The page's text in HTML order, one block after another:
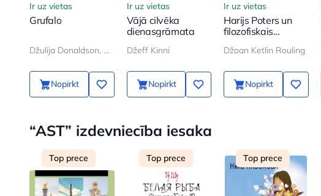
Ir uz vietas
Grufalo
Džulija Donaldson, Aksel Šeffler
Nopirkt
Ir uz vietas
Vājā cilvēka
dienasgrāmata
Džeff Kinni
Nopirkt
Ir uz vietas
Harijs Poters un
filozofiskais
Džoan Ketlin Rouling
Nopirkt
“AST” izdevniecība iesaka
Top prece Top prece Top prece